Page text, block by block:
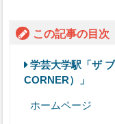
この記事の目次
学芸大学駅「ザ
CORNER）」
ホームページ